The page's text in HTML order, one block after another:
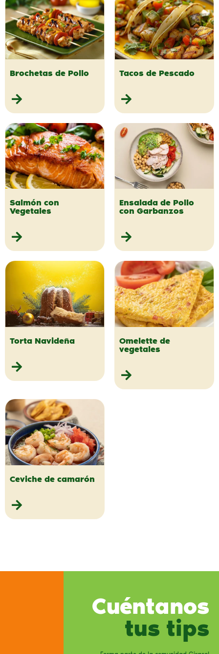
Brochetas de Pollo Tacos de Pescado
Salmón con
Vegetales
Ensalada de Pollo
con Garbanzos
Torta Navideña
Omelette de
vegetales
Ceviche de camarón
Cuéntanos
tus tips